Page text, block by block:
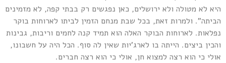
לא מטולה ולא ירושלים, כאן נפגשים רק בבתי קפה, לא מזמינים
ולמרות זאת, בכל שבת מנחם הזמין לביתו לארוחות בוקר
לארוחות הבוקר האלה הוא תמיד קנה לחמים וריבות, גבינות
ביצים. הייתה בו לארג'יות שאין לה סוף. הכל היה על חשבונו,
כי הוא רצה למצוא חן, אולי כי הוא רצה חברים.